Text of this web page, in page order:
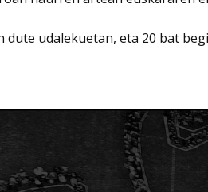
udalekuetan, eta 20 bat